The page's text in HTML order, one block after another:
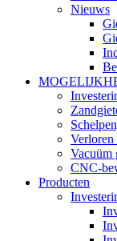
Nieuws
Verloren
Vacuüm
CNC-
Producten